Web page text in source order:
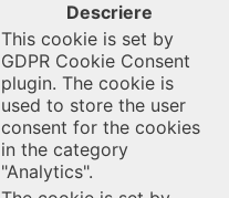
Descriere
This cookie is set by
GDPR Cookie Consent
plugin. The cookie is
used to store the user
consent for the cookies
in the category
"Analytics".